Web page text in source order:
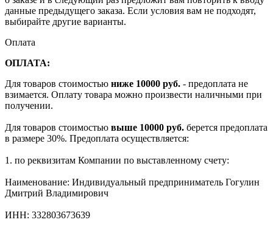
данные предыдущего заказа. Если условия вам не подходят,
выбирайте другие варианты.
Оплата
ОПЛАТА:
Для товаров стоимостью ниже 10000 руб. - предоплата не
взимается. Оплату товара можно произвести наличными при
получении.
Для товаров стоимостью выше 10000 руб. берется предоплата
в размере 30%. Предоплата осуществляется:
1. по реквизитам Компании по выставленному счету:
Наименование: Индивидуальный предприниматель Гогулин
Дмитрий Владимирович
ИНН: 332803673639